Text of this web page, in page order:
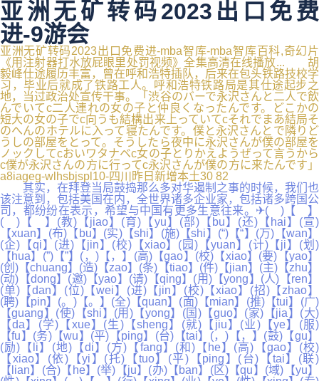
亚洲无矿转码2023出口免费
进-9游会
亚洲无矿转码2023出口免费进-mba智库-mba智库百科,奇幻片
《用注射器打水放屁眼里处罚视频》全集高清在线播放... 胡
毅峰仕途履历丰富，曾在呼和浩特插队，后来在包头铁路技校学
习，毕业后就成了铁路工人。呼和浩特铁路局是其仕途起步之
地，当过政治处宣传干事。「渋谷のバーで永沢さんと二人で飲
んでいてc二人連れの女の子と仲良くなったんです。どこかの
短大の女の子でc向うも結構出来上っていてcそれでまあ結局そ
のへんのホテルに入って寝たんです。僕と永沢さんとで隣りど
うしの部屋をとって。そうしたら夜中に永沢さんが僕の部屋を
ノックしてcおいワタナベc女の子とりかえようぜって言うから
c僕が永沢さんの方に行ってc永沢さんが僕の方に来たんです」
a8iageg-wlhsbjspl10-四川昨日新增本土30 82
其实，在拜登当局鼓捣那么多对华遏制之事的时候，我们也
该注意到，包括美国在内，全世界诸多企业家，包括诸多跨国公
司，都纷纷在表示，希望与中国有更多生意往来。✈( )【 】
( )【 】(教)【jiao】(育)【yu】(部)【bu】(还)【hai】(宣)
【xuan】(布)【bu】(实)【shi】(施)【shi】(“)【“】(万)【wan】
(企)【qi】(进)【jin】(校)【xiao】(园)【yuan】(计)【ji】(划)
【hua】(”)【”】(，)【，】(高)【gao】(校)【xiao】(要)【yao】
(创)【chuang】(造)【zao】(条)【tiao】(件)【jian】(主)【zhu】
(动)【dong】(邀)【yao】(请)【qing】(用)【yong】(人)【ren】
(单)【dan】(位)【wei】(进)【jin】(校)【xiao】(招)【zhao】
(聘)【pin】(。)【。】(全)【quan】(面)【mian】(推)【tui】(广)
【guang】(使)【shi】(用)【yong】(国)【guo】(家)【jia】(大)
【da】(学)【xue】(生)【sheng】(就)【jiu】(业)【ye】(服)
【fu】(务)【wu】(平)【ping】(台)【tai】(，)【，】(鼓)【gu】
(励)【li】(地)【di】(方)【fang】(和)【he】(高)【gao】(校)
【xiao】(依)【yi】(托)【tuo】(平)【ping】(台)【tai】(联)
【lian】(合)【he】(举)【ju】(办)【ban】(区)【qu】(域)【yu】